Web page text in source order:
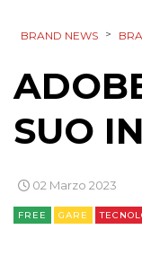
BRAND NEWS >
SUO
02 Marzo 2023
FREE GARE